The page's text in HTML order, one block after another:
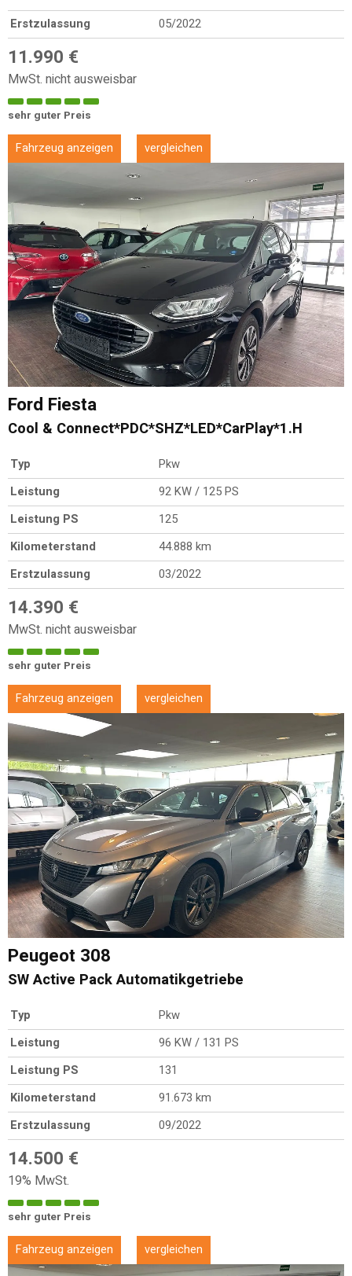
Erstzulassung
05/2022
11.990 €
MwSt. nicht ausweisbar
sehr guter Preis
Fahrzeug anzeigen vergleichen
Ford Fiesta
Cool & Connect*PDC*SHZ*LED*CarPlay*1.H
Typ
Pkw
Leistung
92 KW / 125 PS
Leistung PS
125
Kilometerstand
44.888 km
Erstzulassung
03/2022
14.390 €
MwSt. nicht ausweisbar
sehr guter Preis
Fahrzeug anzeigen vergleichen
Peugeot 308
SW Active Pack Automatikgetriebe
Typ
Pkw
Leistung
96 KW / 131 PS
Leistung PS
131
Kilometerstand
91.673 km
Erstzulassung
09/2022
14.500 €
19% MwSt.
sehr guter Preis
Fahrzeug anzeigen vergleichen